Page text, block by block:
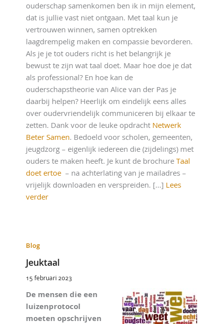
ouderschap samenkomen ben ik in mijn element,
dat is jullie vast niet ontgaan. Met taal kun je
vertrouwen winnen, samen optrekken
laagdrempelig maken en compassie bevorderen.
Als je je tot ouders richt is het belangrijk je
bewust te zijn wat taal doet. Maar hoe doe je dat
als professional? En hoe kan de
ouderschapstheorie van Alice van der Pas je
daarbij helpen? Heerlijk om eindelijk eens alles
over oudervriendelijk communiceren bij elkaar te
zetten. Dank voor de leuke opdracht Netwerk
Beter Samen. Bedoeld voor scholen, gemeenten,
jeugdzorg – eigenlijk iedereen die (zijdelings) met
ouders te maken heeft. Je kunt de brochureTaal
doet ertoe – na achterlating van je mailadres –
vrijelijk downloaden en verspreiden. [...] Lees
verder
Blog
Jeuktaal
15 februari 2023
De mensen die een
luizenprotocol
moeten opschrijven